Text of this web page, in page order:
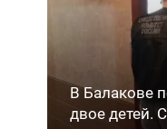
В Балакове
двое детей.